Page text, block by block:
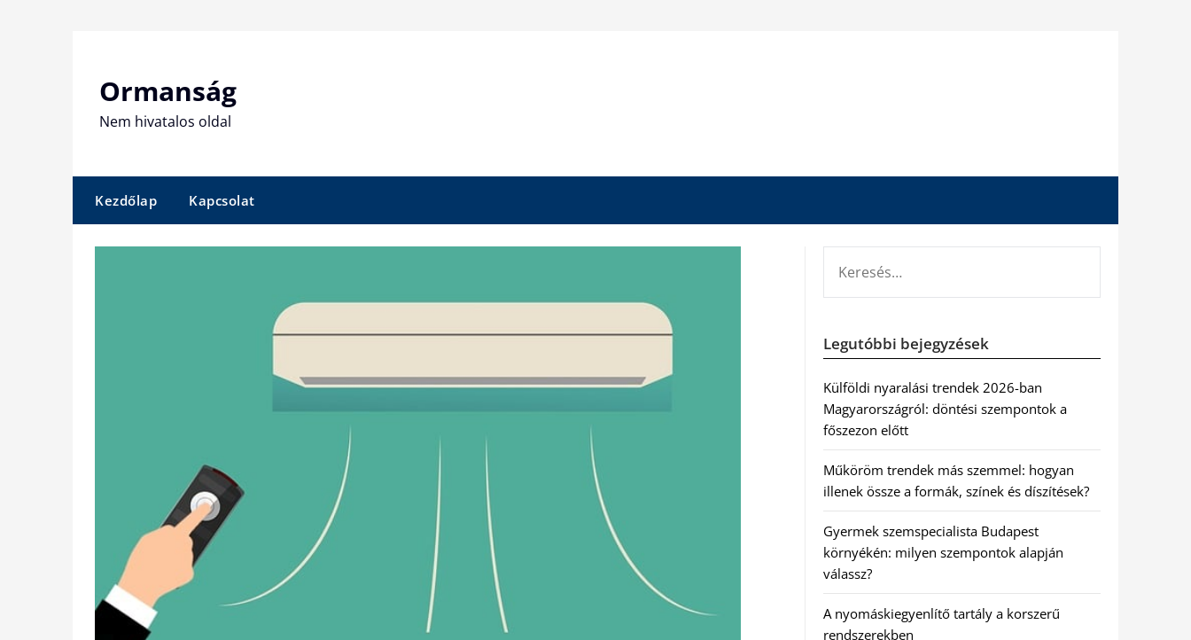
Ormanság
Nem hivatalos oldal
Kezdőlap Kapcsolat
Legutóbbi bejegyzések
Külföldi nyaralási trendek 2026-ban
Magyarországról: döntési szempontok a
főszezon előtt
Műköröm trendek más szemmel: hogyan
illenek össze a formák, színek és díszítések?
Gyermek szemspecialista Budapest
környékén: milyen szempontok alapján
válassz?
A nyomáskiegyenlítő tartály a korszerű
rendszerekben